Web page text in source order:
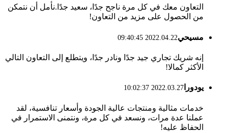
التعاون معك في كل مرة ناجح جدًا، سعيد جدًا.نأمل أن نتمكن
من الحصول على مزيد من التعاون!
مسيحي2022.04.22 09:40:45
إنه شريك تجاري جيد جدًا ونادر جدًا، ويتطلع إلى التعاون التالي
الأكثر كمالا!
يودورا 2022.03.27 10:02:37
خدمات مثالية ومنتجات عالية الجودة وأسعار تنافسية، لقد
عملنا عدة مرات، ونسعد في كل مرة، ونتمنى الاستمرار في
الحفاظ عليه!